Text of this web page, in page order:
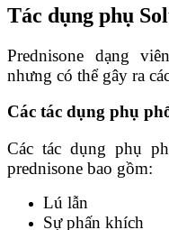
Tác dụng phụ
Prednisone dạng
nhưng có thể gây ra
Các tác dụng phụ
Các tác dụng phụ
prednisone bao gồm:
Lú lẫn
Sự phấn khích